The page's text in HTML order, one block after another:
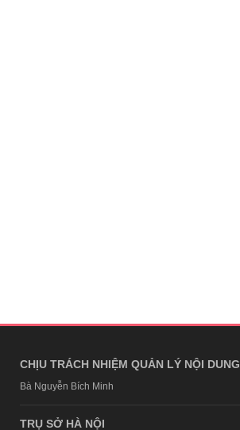
CHỊU TRÁCH NHIỆM QUẢN LÝ NỘI DUNG
Bà Nguyễn Bích Minh
TRỤ SỞ HÀ NỘI